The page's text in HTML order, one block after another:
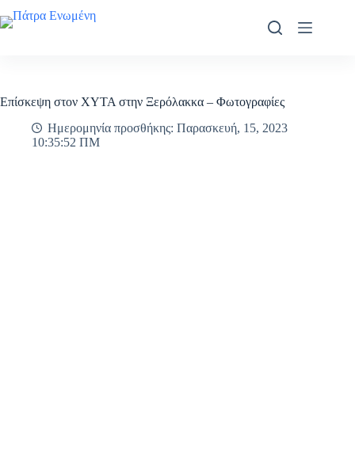
στο
Επίσκεψη στον ΧΥΤΑ στην Ξερόλακκα – Φωτογραφίες
Ημερομηνία προσθήκης: Παρασκευή, 15, 2023
10:35:52 ΠΜ